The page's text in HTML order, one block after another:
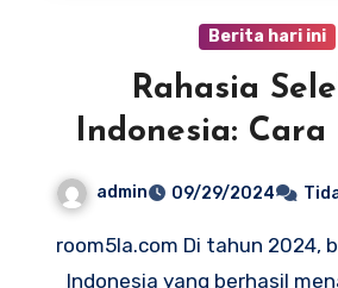
Berita hari ini
Rahasia
Indonesia: Cara
Menurunkan
admin 09/29/2024
room5la.com Di tahun 2024, banyak selebriti
Indonesia yang berhasil